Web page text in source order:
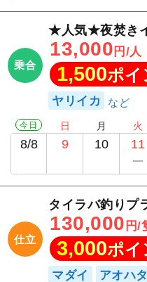
乗合
★人気★夜焚き
13,000 円/人
1,500ポイ
ヤリイカ
今日
8/8
日
9
月
10
火
11
仕立
タイラバ釣りプ
130,000 円/
3,000ポイ
マダイ アオハタ